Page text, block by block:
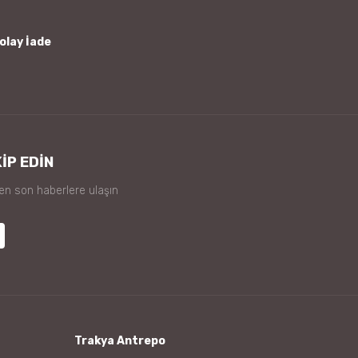
İade
EDİN
son haberlere ulaşın
Trakya Antrepo